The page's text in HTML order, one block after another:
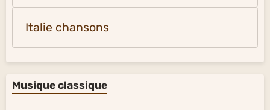
Italie chansons
Musique classique